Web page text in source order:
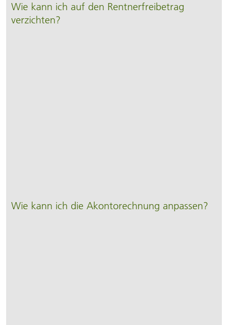
Wie kann ich auf den Rentnerfreibetrag
verzichten?
Wie kann ich die Akonto­rechnung anpassen?